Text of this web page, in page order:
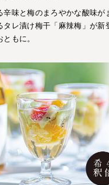
辛味と梅のまろやかな酸味が
タレ漬け梅干「麻辣梅」が新
もに。